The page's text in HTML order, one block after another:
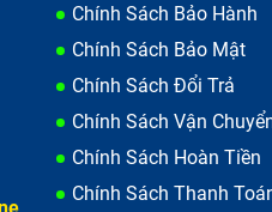
Chính Sách Bảo Hành
Chính Sách Bảo Mật
Chính Sách Đổi Trả
Chính Sách Vận
Chính Sách Hoàn Tiền
Chính Sách Thanh